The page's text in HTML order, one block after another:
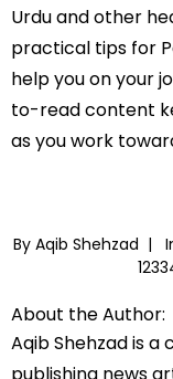
Urdu and other
practical tips for
help you on your
to-read content
as you work
By Aqib Shehzad |
About the Author:
Aqib Shehzad is
publishing news